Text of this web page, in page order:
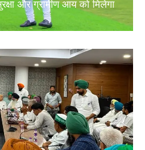
अमेरिका ट्रेड डील के विरोध में